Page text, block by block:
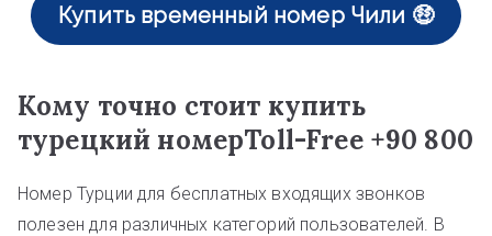
Купить временный номер Чили 🤑
Кому точно стоит купить
турецкий номерToll-Free +90 800
Номер Турции для бесплатных входящих звонков
полезен для различных категорий пользователей. В